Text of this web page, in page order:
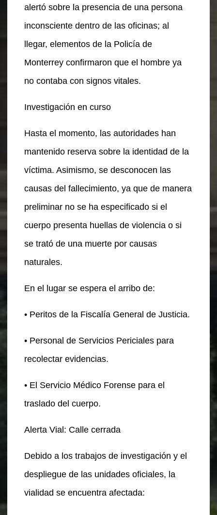
alertó sobre la presencia de una persona
inconsciente dentro de las oficinas; al
llegar, elementos de la Policía de
Monterrey confirmaron que el hombre ya
no contaba con signos vitales.
Investigación en curso
Hasta el momento, las autoridades han
mantenido reserva sobre la identidad de la
víctima. Asimismo, se desconocen las
causas del fallecimiento, ya que de manera
preliminar no se ha especificado si el
cuerpo presenta huellas de violencia o si
se trató de una muerte por causas
naturales.
En el lugar se espera el arribo de:
• Peritos de la Fiscalía General de Justicia.
• Personal de Servicios Periciales para
recolectar evidencias.
• El Servicio Médico Forense para el
traslado del cuerpo.
Alerta Vial: Calle cerrada
Debido a los trabajos de investigación y el
despliegue de las unidades oficiales, la
vialidad se encuentra afectada: